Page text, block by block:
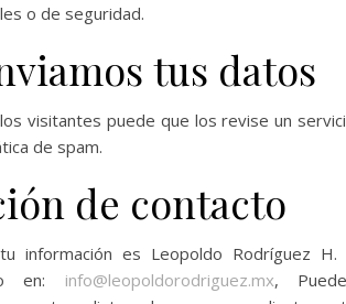
o de seguridad.
tus datos
visitantes puede que los revise un
de spam.
de contacto
información es Leopoldo Rodríguez H.
en: info@leopoldorodriguez.mx,